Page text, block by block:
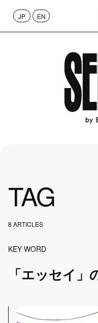
CONTENT
JP EN
TAG
8 ARTICLES
KEY WORD
「エッセイ」